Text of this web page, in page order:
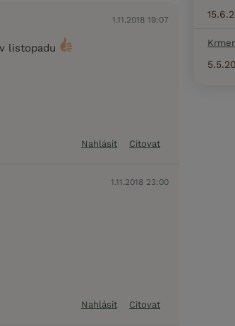
1.11.2018 19:07
listopadu
Nahlásit Citovat
1.11.2018 23:00
Nahlásit Citovat